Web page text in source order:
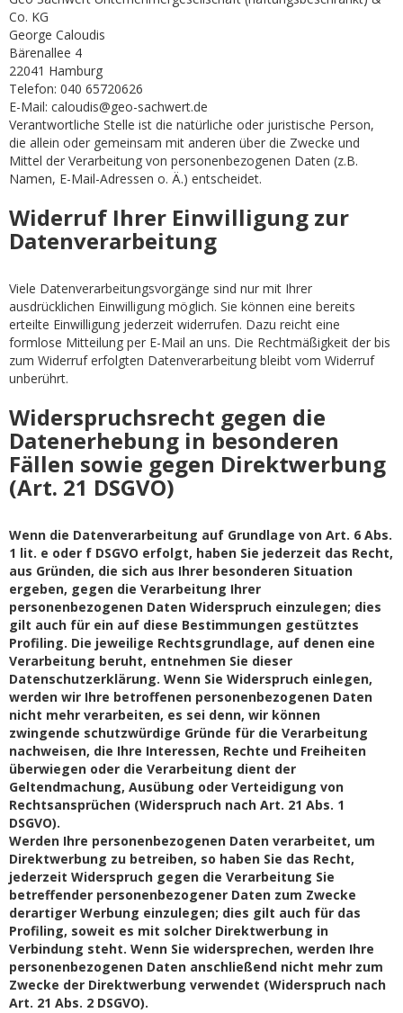
Co. KG
George Caloudis
Bärenallee 4
22041 Hamburg
Telefon: 040 65720626
E-Mail: caloudis@geo-sachwert.de
Verantwortliche Stelle ist die natürliche oder juristische Person,
die allein oder gemeinsam mit anderen über die Zwecke und
Mittel der Verarbeitung von personenbezogenen Daten (z.B.
Namen, E-Mail-Adressen o. Ä.) entscheidet.
Widerruf Ihrer Einwilligung zur
Datenverarbeitung
Viele Datenverarbeitungsvorgänge sind nur mit Ihrer
ausdrücklichen Einwilligung möglich. Sie können eine bereits
erteilte Einwilligung jederzeit widerrufen. Dazu reicht eine
formlose Mitteilung per E-Mail an uns. Die Rechtmäßigkeit der bis
zum Widerruf erfolgten Datenverarbeitung bleibt vom Widerruf
unberührt.
Widerspruchsrecht gegen die
Datenerhebung in besonderen
Fällen sowie gegen Direktwerbung
(Art. 21 DSGVO)
Wenn die Datenverarbeitung auf Grundlage von Art. 6 Abs.
1 lit. e oder f DSGVO erfolgt, haben Sie jederzeit das Recht,
aus Gründen, die sich aus Ihrer besonderen Situation
ergeben, gegen die Verarbeitung Ihrer
personenbezogenen Daten Widerspruch einzulegen; dies
gilt auch für ein auf diese Bestimmungen gestütztes
Profiling. Die jeweilige Rechtsgrundlage, auf denen eine
Verarbeitung beruht, entnehmen Sie dieser
Datenschutzerklärung. Wenn Sie Widerspruch einlegen,
werden wir Ihre betroffenen personenbezogenen Daten
nicht mehr verarbeiten, es sei denn, wir können
zwingende schutzwürdige Gründe für die Verarbeitung
nachweisen, die Ihre Interessen, Rechte und Freiheiten
überwiegen oder die Verarbeitung dient der
Geltendmachung, Ausübung oder Verteidigung von
Rechtsansprüchen (Widerspruch nach Art. 21 Abs. 1
DSGVO).
Werden Ihre personenbezogenen Daten verarbeitet, um
Direktwerbung zu betreiben, so haben Sie das Recht,
jederzeit Widerspruch gegen die Verarbeitung Sie
betreffender personenbezogener Daten zum Zwecke
derartiger Werbung einzulegen; dies gilt auch für das
Profiling, soweit es mit solcher Direktwerbung in
Verbindung steht. Wenn Sie widersprechen, werden Ihre
personenbezogenen Daten anschließend nicht mehr zum
Zwecke der Direktwerbung verwendet (Widerspruch nach
Art. 21 Abs. 2 DSGVO).